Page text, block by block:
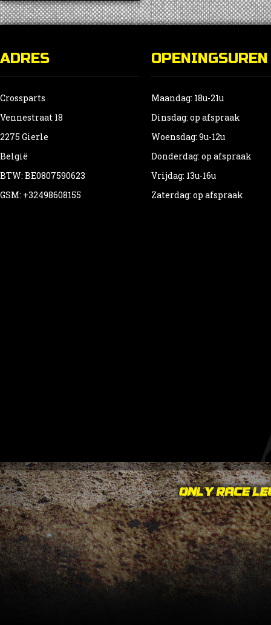
ADRES
Crossparts
Vennestraat 18
2275 Gierle
België
BTW: BE0807590623
GSM: +32498608155
OPENINGSUREN
Maandag: 18u-21u
Dinsdag: op afspraak
Woensdag: 9u-12u
Donderdag: op afspraak
Vrijdag: 13u-16u
Zaterdag: op afspraak